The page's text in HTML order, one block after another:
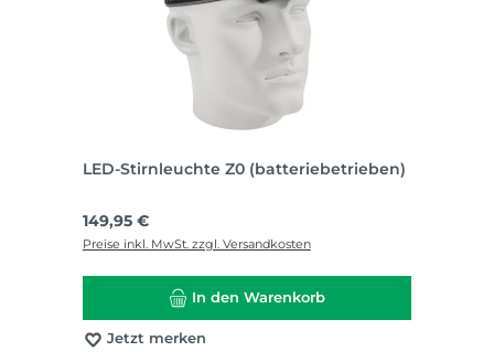
LED-Stirnleuchte Z0 (batteriebetrieben)
Regulärer Preis:
149,95 €
Preise inkl. MwSt. zzgl. Versandkosten
In den Warenkorb
Jetzt merken